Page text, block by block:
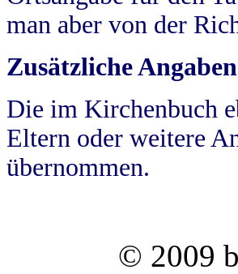
man aber von der
Zusätzliche
Die im Kirchenbuch
Eltern oder weitere
übernommen.
© 2009